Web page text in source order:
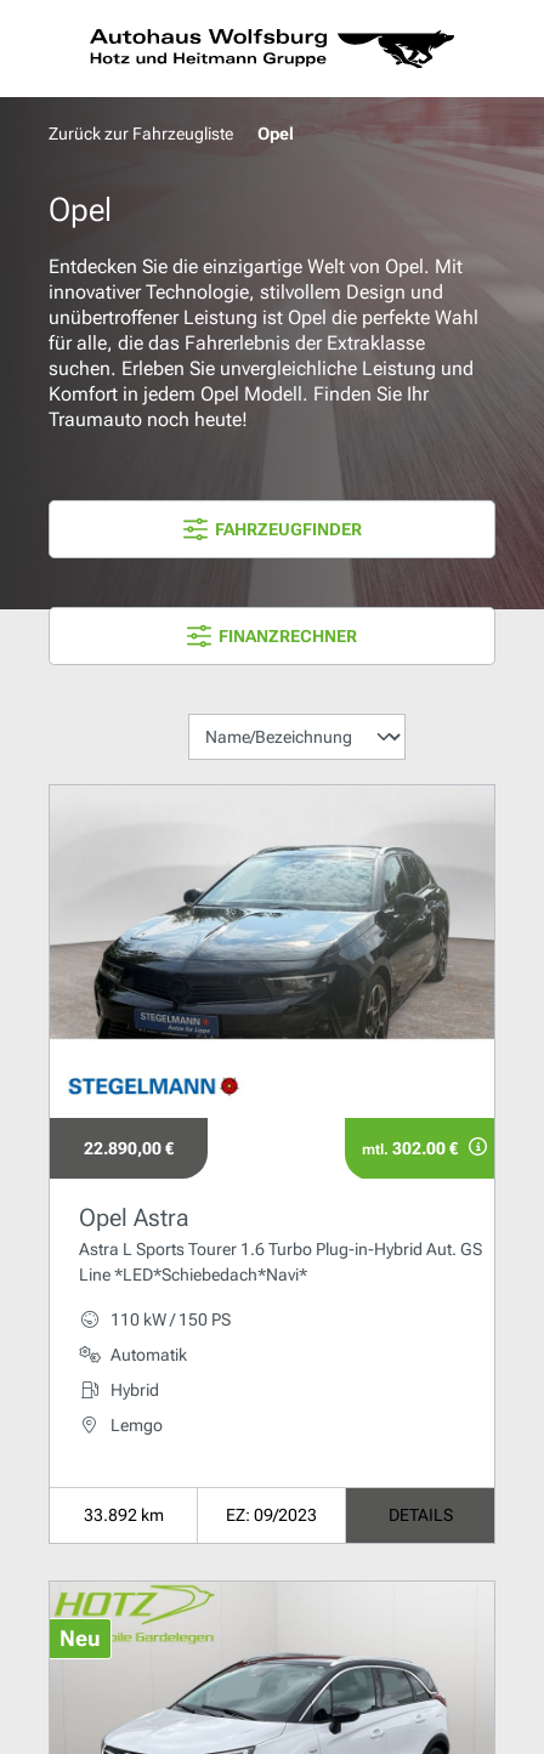
springen
Zurück zur Fahrzeugliste Opel
Opel
Entdecken Sie die einzigartige Welt von Opel. Mit
innovativer Technologie, stilvollem Design und
unübertroffener Leistung ist Opel die perfekte Wahl
für alle, die das Fahrerlebnis der Extraklasse
suchen. Erleben Sie unvergleichliche Leistung und
Komfort in jedem Opel Modell. Finden Sie Ihr
Traumauto noch heute!
FAHRZEUGFINDER
FINANZRECHNER
22.890,00 € mtl. 302.00 €
Opel Astra
Astra L Sports Tourer 1.6 Turbo Plug-in-Hybrid Aut. GS
Line *LED*Schiebedach*Navi*
110 kW / 150 PS
Automatik
Hybrid
Lemgo
33.892 km EZ: 09/2023 DETAILS
Neu